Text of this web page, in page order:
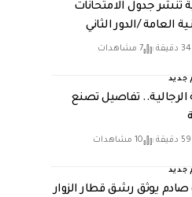
تنشر جدول الامتحانات
العامة /الدور الثاني
7 مشاهدات
جديد
الرجالية.. تفاصيل تصنع
10 مشاهدات
جديد
صادم يوثق رشق قطار الزوار